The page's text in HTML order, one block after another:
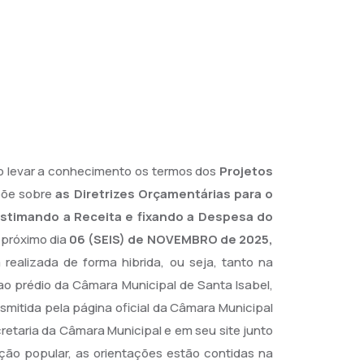
levar a conhecimento os termos dos Projetos
sobre as Diretrizes Orçamentárias para o
a Receita e fixando a Despesa do
dia 06 (SEIS) de NOVEMBRO de 2025,
de forma hibrida, ou seja, tanto na
prédio da Câmara Municipal de Santa Isabel,
pela página oficial da Câmara Municipal
da Câmara Municipal e em seu site junto
popular, as orientações estão contidas na